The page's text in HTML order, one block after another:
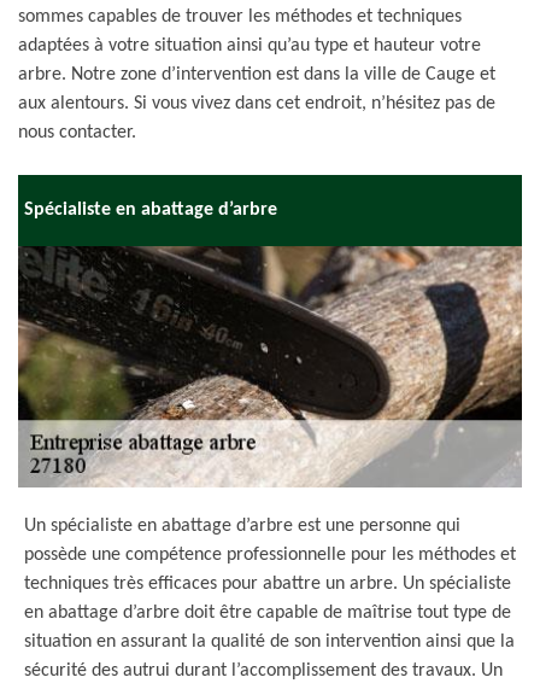
sommes capables de trouver les méthodes et techniques
adaptées à votre situation ainsi qu’au type et hauteur votre
arbre. Notre zone d’intervention est dans la ville de Cauge et
aux alentours. Si vous vivez dans cet endroit, n’hésitez pas de
nous contacter.
Spécialiste en abattage d’arbre
Un spécialiste en abattage d’arbre est une personne qui
possède une compétence professionnelle pour les méthodes et
techniques très efficaces pour abattre un arbre. Un spécialiste
en abattage d’arbre doit être capable de maîtrise tout type de
situation en assurant la qualité de son intervention ainsi que la
sécurité des autrui durant l’accomplissement des travaux. Un